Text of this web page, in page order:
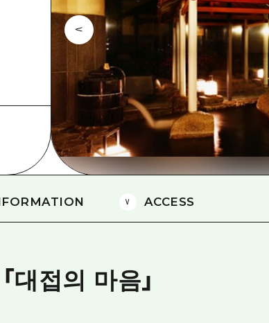
세계유산 자연게이호쿠(芸
미야지마(宮
야마구치(山
비북(
게이
미야
야마
에히
시마
히로시마 OMOTENASHI 패스
수하물 보관 및 배송 서비스
자주
시마네(島根)현
ACCESS
대접의 마음」